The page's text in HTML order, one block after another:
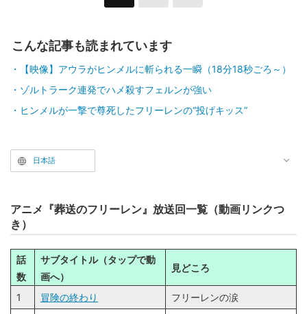
こんな記事も読まれています
【映像】アウラがヒンメルに斬られる一瞬（18分18秒ごろ～）
ゾルトラーク連発でハメ殺すフェルンが強い
ヒンメルが一撃で尊死したフリーレンの“投げキッス”
日本語
アニメ『葬送のフリーレン』放送回一覧（動画リンクつ
き）
話
数
サブタイトル（タップで動
画へ）
見どころ
1 冒険の終わり
フリーレンの涙